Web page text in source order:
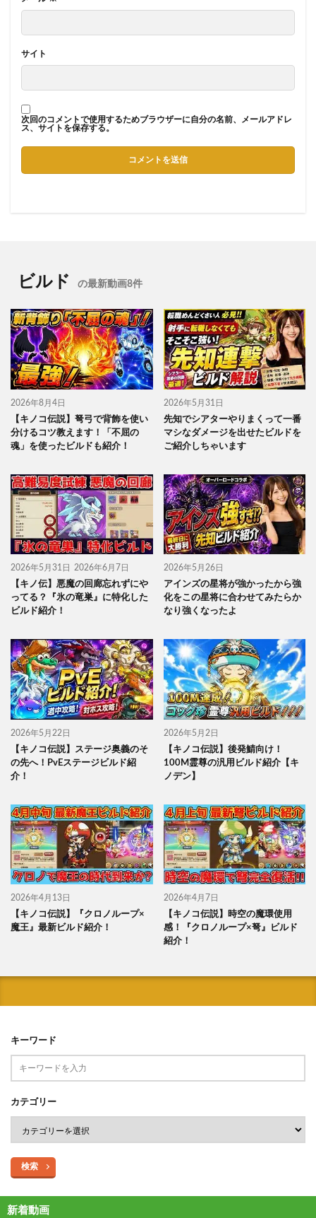
サイト
次回のコメントで使用するためブラウザーに自分の名前、メールアドレ
ス、サイトを保存する。
ビルド の最新動画8件
2026年8月4日
【キノコ伝説】弩弓で背飾を使い
分けるコツ教えます！「不屈の
魂」を使ったビルドも紹介！
2026年5月31日
先知でシアターやりまくって一番
マシなダメージを出せたビルドを
ご紹介しちゃいます
2026年5月31日 2026年6月7日
【キノ伝】悪魔の回廊忘れずにや
ってる？『氷の竜巣』に特化した
ビルド紹介！
2026年5月26日
アインズの星将が強かったから強
化をこの星将に合わせてみたらか
なり強くなったよ
2026年5月22日
【キノコ伝説】ステージ奥義のそ
の先へ！PvEステージビルド紹
介！
2026年5月2日
【キノコ伝説】後発鯖向け！
100M霊尊の汎用ビルド紹介【キ
ノデン】
2026年4月13日
【キノコ伝説】『クロノループ×
魔王』最新ビルド紹介！
2026年4月7日
【キノコ伝説】時空の魔環使用
感！『クロノループ×弩』ビルド
紹介！
キーワード
カテゴリー
検索
新着動画